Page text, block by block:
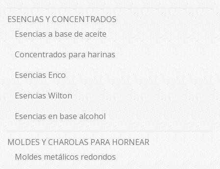
ESENCIAS Y CONCENTRADOS
Esencias a base de aceite
Concentrados para harinas
Esencias Enco
Esencias Wilton
Esencias en base alcohol
MOLDES Y CHAROLAS PARA HORNEAR
Moldes metálicos redondos